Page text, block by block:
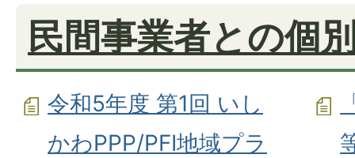
民間事業者との個
令和5年度 第1回 いし
かわPPP/PFI地域プラ